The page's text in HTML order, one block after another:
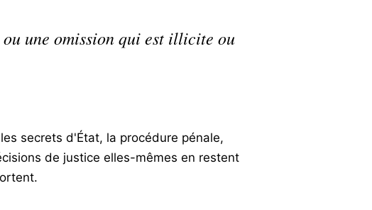
une omission qui est illicite ou
secrets d'État, la procédure pénale,
de justice elles-mêmes en restent